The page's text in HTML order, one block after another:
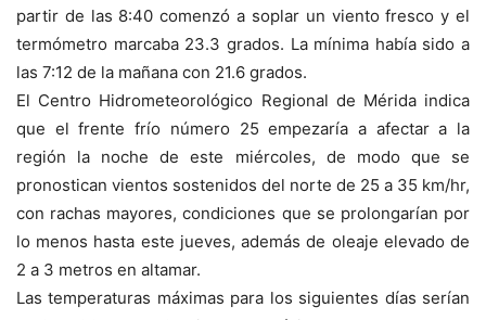
partir de las 8:40 comenzó a soplar un viento fresco y el
termómetro marcaba 23.3 grados. La mínima había sido a
las 7:12 de la mañana con 21.6 grados.
El Centro Hidrometeorológico Regional de Mérida indica
que el frente frío número 25 empezaría a afectar a la
región la noche de este miércoles, de modo que se
pronostican vientos sostenidos del norte de 25 a 35 km/hr,
con rachas mayores, condiciones que se prolongarían por
lo menos hasta este jueves, además de oleaje elevado de
2 a 3 metros en altamar.
Las temperaturas máximas para los siguientes días serían